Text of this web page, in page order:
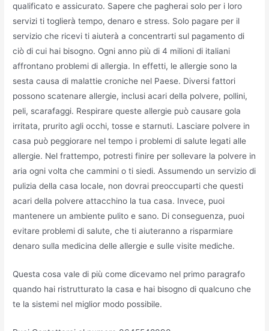
qualificato e assicurato. Sapere che pagherai solo per i loro
servizi ti toglierà tempo, denaro e stress. Solo pagare per il
servizio che ricevi ti aiuterà a concentrarti sul pagamento di
ciò di cui hai bisogno. Ogni anno più di 4 milioni di italiani
affrontano problemi di allergia. In effetti, le allergie sono la
sesta causa di malattie croniche nel Paese. Diversi fattori
possono scatenare allergie, inclusi acari della polvere, pollini,
peli, scarafaggi. Respirare queste allergie può causare gola
irritata, prurito agli occhi, tosse e starnuti. Lasciare polvere in
casa può peggiorare nel tempo i problemi di salute legati alle
allergie. Nel frattempo, potresti finire per sollevare la polvere in
aria ogni volta che cammini o ti siedi. Assumendo un servizio di
pulizia della casa locale, non dovrai preoccuparti che questi
acari della polvere attacchino la tua casa. Invece, puoi
mantenere un ambiente pulito e sano. Di conseguenza, puoi
evitare problemi di salute, che ti aiuteranno a risparmiare
denaro sulla medicina delle allergie e sulle visite mediche.
Questa cosa vale di più come dicevamo nel primo paragrafo
quando hai ristrutturato la casa e hai bisogno di qualcuno che
te la sistemi nel miglior modo possibile.